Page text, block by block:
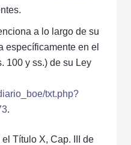
a lo largo de su
específicamente en el
100 y ss.) de su Ley
txt.php?
.
Título X, Cap. III de